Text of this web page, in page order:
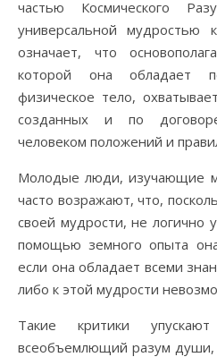
частью Космического
универсальной мудростью
означает, что
которой она обладает
физическое тело,
созданных и по
человеком положений и
Молодые люди, изучающие
часто возражают, что,
своей мудрости, не логично
помощью земного опыта
если она обладает всеми
либо к этой мудрости
Такие критики
всеобъемлющий разум